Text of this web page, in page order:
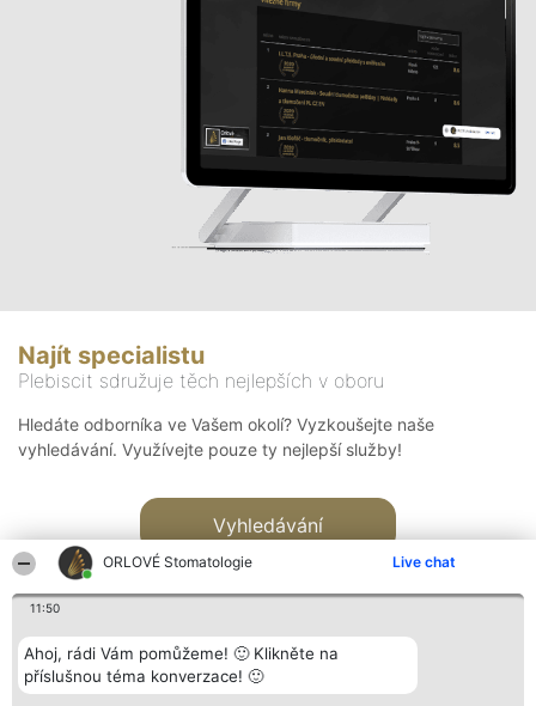
ORLOVÉ Stomatologie Live chat
11:50
Ahoj, rádi Vám pomůžeme! 🙂 Klikněte na
příslušnou téma konverzace! 🙂
Najít specialistu
Plebiscit sdružuje těch nejlepších v oboru
Hledáte odborníka ve Vašem okolí? Vyzkoušejte naše
vyhledávání. Využívejte pouze ty nejlepší služby!
Vyhledávání